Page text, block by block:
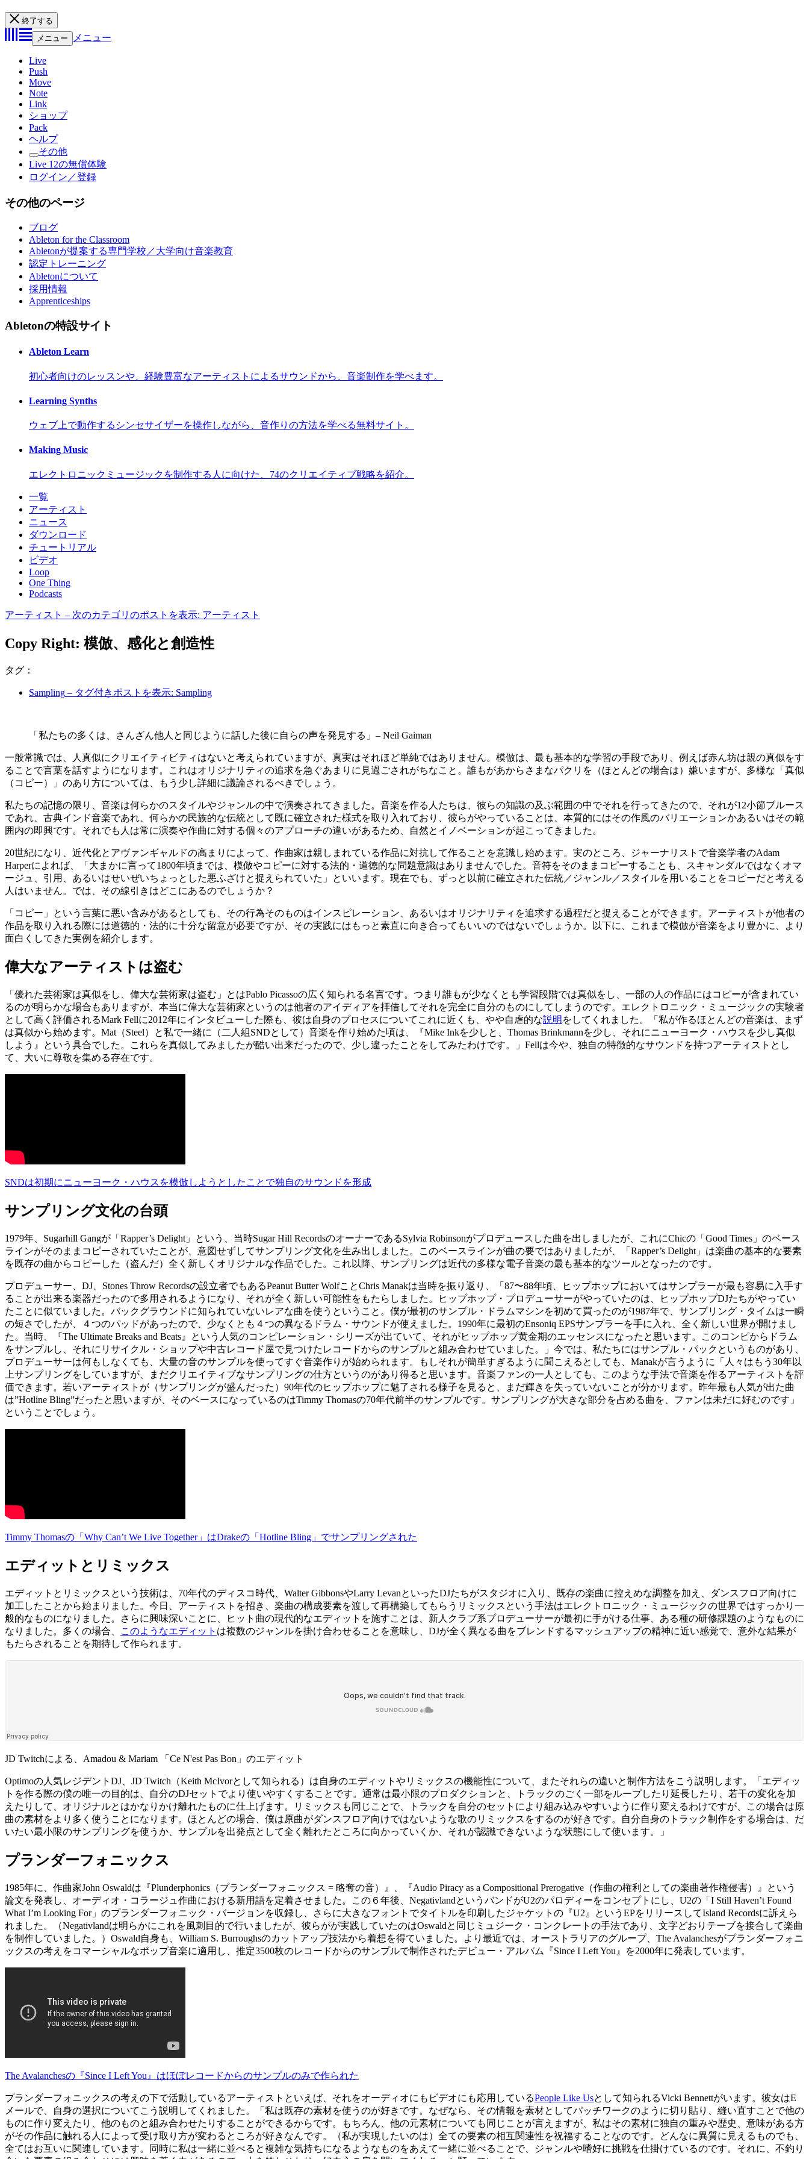
終了する
メニュー
メニュー
Live
Push
Move
Note
Link
ショップ
Pack
ヘルプ
その他
Live 12の無償体験
ログイン／登録
その他のページ
ブログ
Ableton for the Classroom
Abletonが提案する専門学校／大学向け音楽教育
認定トレーニング
Abletonについて
採用情報
Apprenticeships
Abletonの特設サイト
Ableton Learn
初心者向けのレッスンや、経験豊富なアーティストによるサウンドから、音楽制作を学べます。
Learning Synths
ウェブ上で動作するシンセサイザーを操作しながら、音作りの方法を学べる無料サイト。
Making Music
エレクトロニックミュージックを制作する人に向けた、74のクリエイティブ戦略を紹介。
一覧
アーティスト
ニュース
ダウンロード
チュートリアル
ビデオ
Loop
One Thing
Podcasts
アーティスト – 次のカテゴリのポストを表示: アーティスト
Copy Right: 模倣、感化と創造性
タグ：
Sampling – タグ付きポストを表示: Sampling
「私たちの多くは、さんざん他人と同じように話した後に自らの声を発見する」– Neil Gaiman
一般常識では、人真似にクリエイティビティはないと考えられていますが、真実はそれほど単純ではありません。模倣は、最も基本的な学習の手段であり、例えば赤ん坊は親の真似をす
ることで言葉を話すようになります。これはオリジナリティの追求を急ぐあまりに見過ごされがちなこと。誰もがあからさまなパクリを（ほとんどの場合は）嫌いますが、多様な「真似
（コピー）」のあり方については、もう少し詳細に議論されるべきでしょう。
私たちの記憶の限り、音楽は何らかのスタイルやジャンルの中で演奏されてきました。音楽を作る人たちは、彼らの知識の及ぶ範囲の中でそれを行ってきたので、それが12小節ブルース
であれ、古典インド音楽であれ、何らかの民族的な伝統として既に確立された様式を取り入れており、彼らがやっていることは、本質的にはその作風のバリエーションかあるいはその範
囲内の即興です。それでも人は常に演奏や作曲に対する個々のアプローチの違いがあるため、自然とイノベーションが起こってきました。
20世紀になり、近代化とアヴァンギャルドの高まりによって、作曲家は親しまれている作品に対抗して作ることを意識し始めます。実のところ、ジャーナリストで音楽学者のAdam
Harperによれば、「大まかに言って1800年頃までは、模倣やコピーに対する法的・道徳的な問題意識はありませんでした。音符をそのままコピーすることも、スキャンダルではなくオマ
ージュ、引用、あるいはせいぜいちょっとした悪ふざけと捉えられていた」といいます。現在でも、ずっと以前に確立された伝統／ジャンル／スタイルを用いることをコピーだと考える
人はいません。では、その線引きはどこにあるのでしょうか？
「コピー」という言葉に悪い含みがあるとしても、その行為そのものはインスピレーション、あるいはオリジナリティを追求する過程だと捉えることができます。アーティストが他者の
作品を取り入れる際には道徳的・法的に十分な留意が必要ですが、その実践にはもっと素直に向き合ってもいいのではないでしょうか。以下に、これまで模倣が音楽をより豊かに、より
面白くしてきた実例を紹介します。
偉大なアーティストは盗む
「優れた芸術家は真似をし、偉大な芸術家は盗む」とはPablo Picassoの広く知られる名言です。つまり誰もが少なくとも学習段階では真似をし、一部の人の作品にはコピーが含まれてい
るのが明らかな場合もありますが、本当に偉大な芸術家というのは他者のアイディアを拝借してそれを完全に自分のものにしてしまうのです。エレクトロニック・ミュージックの実験者
として高く評価されるMark Fellに2012年にインタビューした際も、彼は自身のプロセスについてこれに近くも、やや自虐的な説明 をしてくれました。「私が作るほとんどの音楽は、まず
は真似から始めます。Mat（Steel）と私で一緒に（二人組SNDとして）音楽を作り始めた頃は、『Mike Inkを少しと、Thomas Brinkmannを少し、それにニューヨーク・ハウスを少し真似
しよう』という具合でした。これらを真似してみましたが酷い出来だったので、少し違ったことをしてみたわけです。」Fellは今や、独自の特徴的なサウンドを持つアーティストとし
て、大いに尊敬を集める存在です。
SNDは初期にニューヨーク・ハウスを模倣しようとしたことで独自のサウンドを形成
サンプリング文化の台頭
1979年、Sugarhill Gangが「Rapper’s Delight」という、当時Sugar Hill RecordsのオーナーであるSylvia Robinsonがプロデュースした曲を出しましたが、これにChicの「Good Times」のベース
ラインがそのままコピーされていたことが、意図せずしてサンプリング文化を生み出しました。このベースラインが曲の要ではありましたが、「Rapper’s Delight」は楽曲の基本的な要素
を既存の曲からコピーした（盗んだ）全く新しくオリジナルな作品でした。これ以降、サンプリングは近代の多様な電子音楽の最も基本的なツールとなったのです。
プロデューサー、DJ、Stones Throw Recordsの設立者でもあるPeanut Butter WolfことChris Manakは当時を振り返り、「87〜88年頃、ヒップホップにおいてはサンプラーが最も容易に入手す
ることが出来る楽器だったので多用されるようになり、それが全く新しい可能性をもたらしました。ヒップホップ・プロデューサーがやっていたのは、ヒップホップDJたちがやってい
たことに似ていました。バックグラウンドに知られていないレアな曲を使うということ。僕が最初のサンプル・ドラムマシンを初めて買ったのが1987年で、サンプリング・タイムは一瞬
の短さでしたが、４つのパッドがあったので、少なくとも４つの異なるドラム・サウンドが使えました。1990年に最初のEnsoniq EPSサンプラーを手に入れ、全く新しい世界が開けまし
た。当時、『The Ultimate Breaks and Beats』という人気のコンピレーション・シリーズが出ていて、それがヒップホップ黄金期のエッセンスになったと思います。このコンピからドラム
をサンプルし、それにリサイクル・ショップや中古レコード屋で見つけたレコードからのサンプルと組み合わせていました。」今では、私たちにはサンプル・パックというものがあり、
プロデューサーは何もしなくても、大量の音のサンプルを使ってすぐ音楽作りが始められます。もしそれが簡単すぎるように聞こえるとしても、Manakが言うように「人々はもう30年以
上サンプリングをしていますが、まだクリエイティブなサンプリングの仕方というのがあり得ると思います。音楽ファンの一人としても、このような手法で音楽を作るアーティストを評
価できます。若いアーティストが（サンプリングが盛んだった）90年代のヒップホップに魅了される様子を見ると、まだ輝きを失っていないことが分かります。昨年最も人気が出た曲
は”Hotline Bling”だったと思いますが、そのベースになっているのはTimmy Thomasの70年代前半のサンプルです。サンプリングが大きな部分を占める曲を、ファンは未だに好むのです」
ということでしょう。
Timmy Thomasの「Why Can’t We Live Together」はDrakeの「Hotline Bling」でサンプリングされた
エディットとリミックス
エディットとリミックスという技術は、70年代のディスコ時代、Walter GibbonsやLarry LevanといったDJたちがスタジオに入り、既存の楽曲に控えめな調整を加え、ダンスフロア向けに
加工したことから始まりました。今日、アーティストを招き、楽曲の構成要素を渡して再構築してもらうリミックスという手法はエレクトロニック・ミュージックの世界ではすっかり一
般的なものになりました。さらに興味深いことに、ヒット曲の現代的なエディットを施すことは、新人クラブ系プロデューサーが最初に手がける仕事、ある種の研修課題のようなものに
なりました。多くの場合、
このようなエディット は複数のジャンルを掛け合わせることを意味し、DJが全く異なる曲をブレンドするマッシュアップの精神に近い感覚で、意外な結果が
もたらされることを期待して作られます。
JD Twitchによる、Amadou & Mariam 「Ce N'est Pas Bon」のエディット
Optimoの人気レジデントDJ、JD Twitch（Keith McIvorとして知られる）は自身のエディットやリミックスの機能性について、またそれらの違いと制作方法をこう説明します。「エディッ
トを作る際の僕の唯一の目的は、自分のDJセットでより使いやすくすることです。通常は最小限のプロダクションと、トラックのごく一部をループしたり延長したり、若干の変化を加
えたりして、オリジナルとはかなりかけ離れたものに仕上げます。リミックスも同じことで、トラックを自分のセットにより組み込みやすいように作り変えるわけですが、この場合は原
曲の素材をより多く使うことになります。ほとんどの場合、僕は原曲がダンスフロア向けではないような歌のリミックスをするのが好きです。自分自身のトラック制作をする場合は、だ
いたい最小限のサンプリングを使うか、サンプルを出発点として全く離れたところに向かっていくか、それが認識できないような状態にして使います。」
プランダーフォニックス
1985年に、作曲家John Oswaldは『Plunderphonics（プランダーフォニックス = 略奪の音）』、『Audio Piracy as a Compositional Prerogative（作曲の権利としての楽曲著作権侵害）』という
論文を発表し、オーディオ・コラージュ作曲における新用語を定着させました。この６年後、NegativlandというバンドがU2のパロディーをコンセプトにし、U2の「I Still Haven’t Found
What I’m Looking For」のプランダーフォニック・バージョンを収録し、さらに大きなフォントでタイトルを印刷したジャケットの『U2』というEPをリリースしてIsland Recordsに訴えら
れました。（Negativlandは明らかにこれを風刺目的で行いましたが、彼らがが実践していたのはOswaldと同じミュジーク・コンクレートの手法であり、文字どおりテーブを接合して楽曲
を制作していました。）Oswald自身も、William S. Burroughsのカットアップ技法から着想を得ていました。より最近では、オーストラリアのグループ、The Avalanchesがプランダーフォニ
ックスの考えをコマーシャルなポップ音楽に適用し、推定3500枚のレコードからのサンプルで制作されたデビュー・アルバム『Since I Left You』を2000年に発表しています。
The Avalanchesの『Since I Left You』はほぼレコードからのサンプルのみで作られた
プランダーフォニックスの考えの下で活動しているアーティストといえば、それをオーディオにもビデオにも応用しているPeople Like Usとして知られるVicki Bennettがいます。彼女はE
メールで、自身の選択についてこう説明してくれました。「私は既存の素材を使うのが好きです。なぜなら、その情報を素材としてパッチワークのように切り貼り、縫い直すことで他の
ものに作り変えたり、他のものと組み合わせたりすることができるからです。もちろん、他の元素材についても同じことが言えますが、私はその素材に独自の重みや歴史、意味がある方
がその作品に触れる人によって受け取り方が変わるところが好きなんです。（私が実現したいのは）全ての要素の相互関連性を祝福することなのです。どんなに異質に見えるものでも、
全てはお互いに関連しています。同時に私は一緒に並べると複雑な気持ちになるようなものをあえて一緒に並べることで、ジャンルや嗜好に挑戦を仕掛けているのです。それに、不釣り